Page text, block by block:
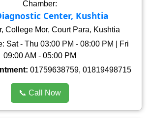
Chamber:
Center, Kushtia
College Mor, Court Para, Kushtia
Sat - Thu 03:00 PM - 08:00 PM | Fri
09:00 AM - 05:00 PM
01759638759, 01819498715
📞 Call Now